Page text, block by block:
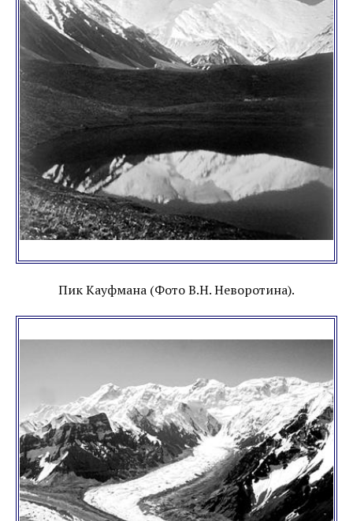
Пик Кауфмана (Фото В.Н. Неворотина).